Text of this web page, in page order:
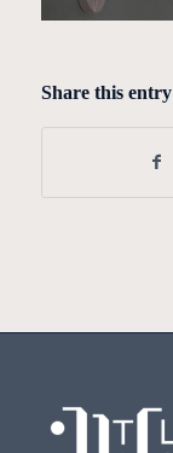
Share this entry